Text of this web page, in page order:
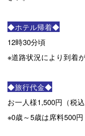
◆ホテル帰着◆
12時30分頃
※道路状況により到着
◆旅行代金◆
お一人様1,500円（税込
※0歳～5歳は席料500